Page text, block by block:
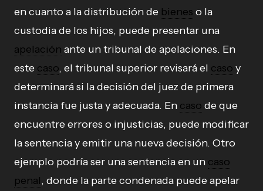
en cuanto a la distribución de bienes o la
custodia de los hijos, puede presentar una
apelación ante un tribunal de apelaciones. En
este caso, el tribunal superior revisará el caso y
determinará si la decisión del juez de primera
instancia fue justa y adecuada. En caso de que
encuentre errores o injusticias, puede modificar
la sentencia y emitir una nueva decisión. Otro
ejemplo podría ser una sentencia en un caso
penal, donde la parte condenada puede apelar